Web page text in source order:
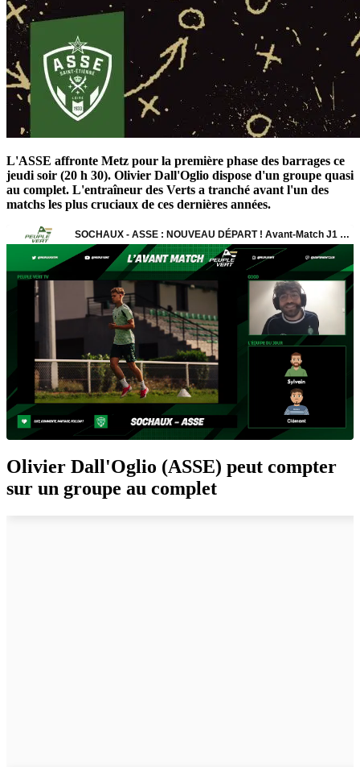
L'ASSE affronte Metz pour la première phase des barrages ce
jeudi soir (20 h 30). Olivier Dall'Oglio dispose d'un groupe quasi
au complet. L'entraîneur des Verts a tranché avant l'un des
matchs les plus cruciaux de ces dernières années.
Olivier Dall'Oglio (ASSE) peut compter
sur un groupe au complet